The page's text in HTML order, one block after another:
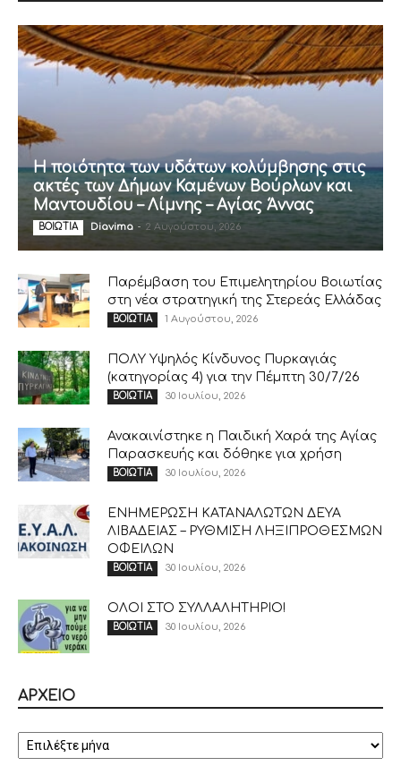
Η ποιότητα των υδάτων κολύμβησης στις
ακτές των Δήμων Καμένων Βούρλων και
Μαντουδίου – Λίμνης – Αγίας Άννας
ΒΟΙΩΤΙΑ Diavima - 2 Αυγούστου, 2026
Παρέμβαση του Επιμελητηρίου Βοιωτίας
στη νέα στρατηγική της Στερεάς Ελλάδας
ΒΟΙΩΤΙΑ 1 Αυγούστου, 2026
ΠΟΛΥ Υψηλός Κίνδυνος Πυρκαγιάς
(κατηγορίας 4) για την Πέμπτη 30/7/26
ΒΟΙΩΤΙΑ 30 Ιουλίου, 2026
Ανακαινίστηκε η Παιδική Χαρά της Αγίας
Παρασκευής και δόθηκε για χρήση
ΒΟΙΩΤΙΑ 30 Ιουλίου, 2026
ΕΝΗΜΕΡΩΣΗ ΚΑΤΑΝΑΛΩΤΩΝ ΔΕΥΑ
ΛΙΒΑΔΕΙΑΣ – ΡΥΘΜΙΣΗ ΛΗΞΙΠΡΟΘΕΣΜΩΝ
ΟΦΕΙΛΩΝ
ΒΟΙΩΤΙΑ 30 Ιουλίου, 2026
ΟΛΟΙ ΣΤΟ ΣΥΛΛΑΛΗΤΗΡΙΟ!
ΒΟΙΩΤΙΑ 30 Ιουλίου, 2026
ΑΡΧΕΙΟ